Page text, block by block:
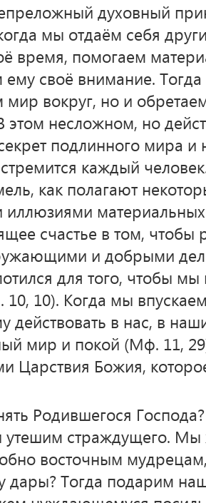
духовный
мы отдаём себя
время, помогаем
своё внимание.
вокруг, но и
этом несложном, но
подлинного мира и
каждый
как полагают
счастье в том, чтобы
и добрыми
для того, чтобы
10). Когда мы
действовать в нас, в
мир и покой (Мф. 11,
Царствия Божия,
Родившегося
утешим страждущего. Мы
восточным
дары? Тогда подарим